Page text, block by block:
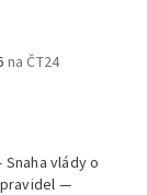
na ČT24
vlády o
—